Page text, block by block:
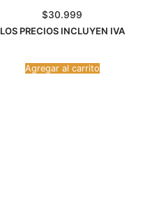
$30.999
LOS PRECIOS INCLUYEN IVA
Agregar al carrito